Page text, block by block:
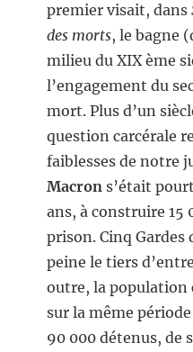
premier visait, dans
des morts, le bagne
milieu du XIX ème
l’engagement du
mort. Plus d’un
question carcérale
faiblesses de notre
Macron s’était
ans, à construire 15
prison. Cinq Gardes
peine le tiers
outre, la population
sur la même
90 000 détenus, de